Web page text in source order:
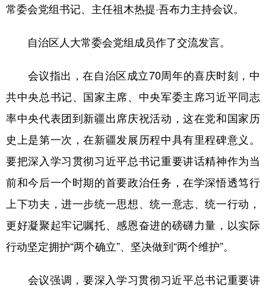
山东 河南 湖北 湖南
广东 广西 海南
陕西 甘肃 青海 宁夏
多语种频道
English Español Français عربى
Русский язык 日本語 한국어
Deutsch Português
常委会党组书记、主任祖木热提·吾布力主持会议。
自治区人大常委会党组成员作了交流发言。
会议指出，在自治区成立70周年的喜庆时刻，中
共中央总书记、国家主席、中央军委主席习近平同志
率中央代表团到新疆出席庆祝活动，这在党和国家历
史上是第一次，在新疆发展历程中具有里程碑意义。
要把深入学习贯彻习近平总书记重要讲话精神作为当
前和今后一个时期的首要政治任务，在学深悟透笃行
上下功夫，进一步统一思想、统一意志、统一行动，
更好凝聚起牢记嘱托、感恩奋进的磅礴力量，以实际
行动坚定拥护“两个确立”、坚决做到“两个维护”。
会议强调，要深入学习贯彻习近平总书记重要讲